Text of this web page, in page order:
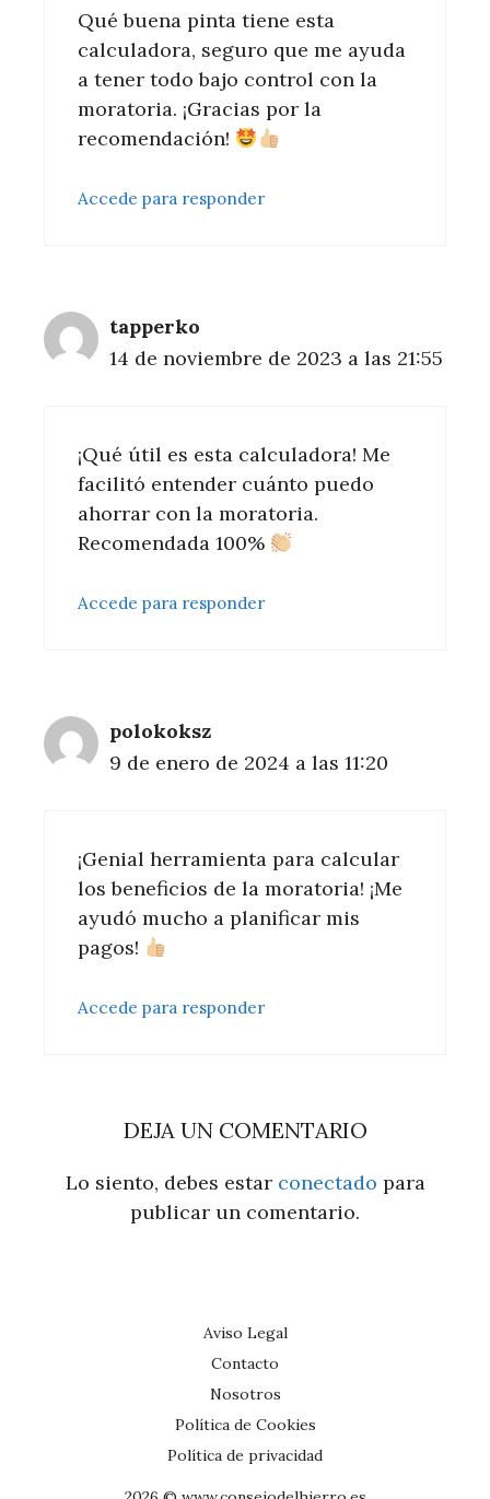
Qué buena pinta tiene esta
calculadora, seguro que me ayuda
a tener todo bajo control con la
moratoria. ¡Gracias por la
recomendación!
Accede para responder
tapperko
14 de noviembre de 2023 a las 21:55
¡Qué útil es esta calculadora! Me
facilitó entender cuánto puedo
ahorrar con la moratoria.
Recomendada 100%
Accede para responder
polokoksz
9 de enero de 2024 a las 11:20
¡Genial herramienta para calcular
los beneficios de la moratoria! ¡Me
ayudó mucho a planificar mis
pagos!
Accede para responder
DEJA UN COMENTARIO
Lo siento, debes estar conectado para
publicar un comentario.
Aviso Legal
Contacto
Nosotros
Política de Cookies
Política de privacidad